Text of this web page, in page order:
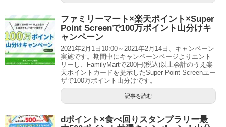
ファミリーマート×楽天ポイント×Super
Point Screenで100万ポイント山分けキ
ャンペーン
2021年2月1日10:00～2021年2月14日、キャンペーン
実施です。期間中にキャンペーンページよりエント
リーし、FamilyMartで200円(税込)以上会計のうえ楽
天ポイントカードを提示したSuper Point Screenユー
ザで100万ポイント山分けです。
記事を読む
dポイント×食べ回りスタンプラリー最